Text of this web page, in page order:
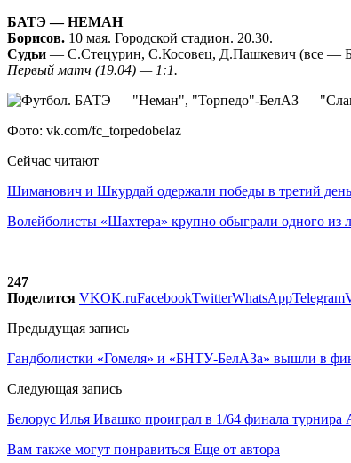
БАТЭ — НЕМАН
Борисов. 10 мая. Городской стадион. 20.30.
Судьи — С.Стецурин, С.Косовец, Д.Пашкевич (все —
Первый матч (19.04) — 1:1.
Фото: vk.com/fc_torpedobelaz
Сейчас читают
Шиманович и Шкурдай одержали победы в третий
Волейболисты «Шахтера» крупно обыграли одного из
247
Поделится VKOK.ruFacebookTwitterWhatsAppTelegram
Предыдущая запись
Гандболистки «Гомеля» и «БНТУ-БелАЗа» вышли в
Следующая запись
Белорус Илья Ивашко проиграл в 1/64 финала турнира
Вам также могут понравиться Еще от автора